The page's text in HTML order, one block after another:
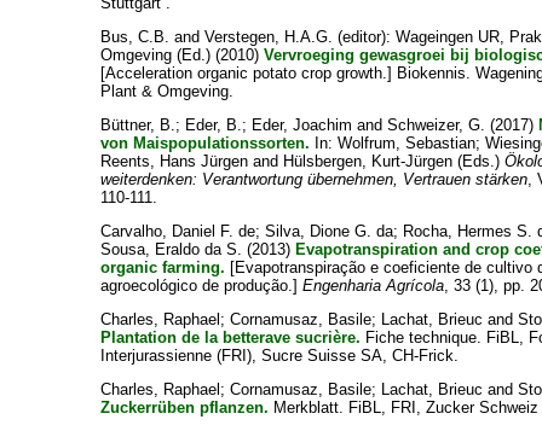
Bus, C.B. andVerstegen, H.A.G. (editor): Wageingen UR,
Omgeving (Ed.) (2010)Vervroeging gewasgroei bij
[Acceleration organic potato crop growth.] Biokennis.
Plant & Omgeving.
Büttner, B.; Eder, B.; Eder, Joachim andSchweizer, G. (2017)
von Maispopulationssorten. In:Wolfrum, Sebastian;
Reents, Hans Jürgen and Hülsbergen, Kurt-Jürgen (Eds.)
weiterdenken: Verantwortung übernehmen, Vertrauen stärken,
110-111.
Carvalho, Daniel F. de;Silva, Dione G. da; Rocha, Hermes S.
Sousa, Eraldo da S. (2013) Evapotranspiration and crop
organic farming. [Evapotranspiração e coeficiente de cultivo
agroecológico de produção.]Engenharia Agrícola, 33 (1), pp.
Charles, Raphael ;Cornamusaz, Basile; Lachat, Brieuc and
Plantation de la betterave sucrière. Fiche technique. FiBL,
Interjurassienne (FRI), Sucre Suisse SA, CH-Frick.
Charles, Raphael ;Cornamusaz, Basile; Lachat, Brieuc and
Zuckerrüben pflanzen. Merkblatt. FiBL, FRI, Zucker